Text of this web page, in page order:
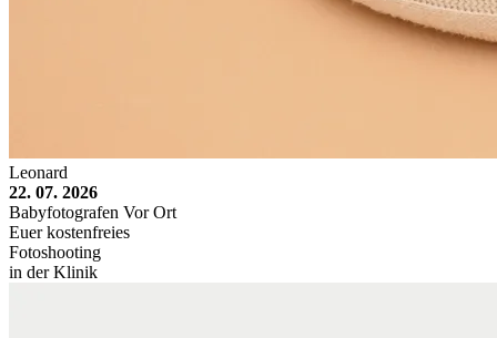
Leonard
22. 07. 2026
Babyfotografen Vor Ort
Euer kostenfreies
Fotoshooting
in der Klinik